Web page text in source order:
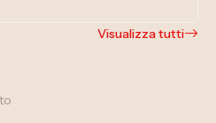
Visualizza tutti